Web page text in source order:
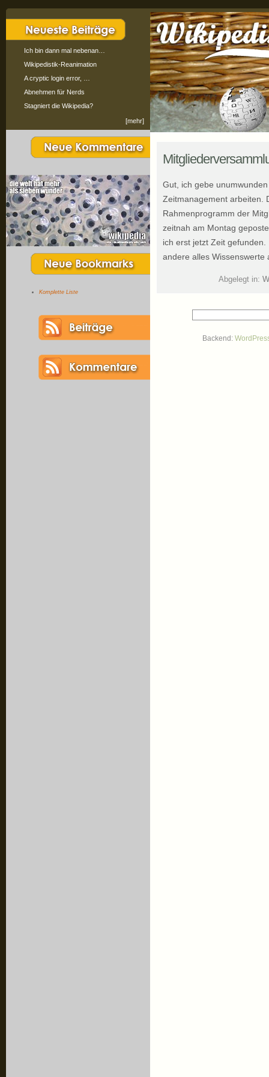
Ich bin dann mal nebenan…
Wikipedistik-Reanimation
A cryptic login error, …
Abnehmen für Nerds
Stagniert die Wikipedia?
[mehr]
Komplette Liste
Gut, ich gebe
Zeitmanagement arbeiten.
Rahmenprogramm der
zeitnah am Montag
ich erst jetzt Zeit
andere alles
Abgelegt in:
Backend: